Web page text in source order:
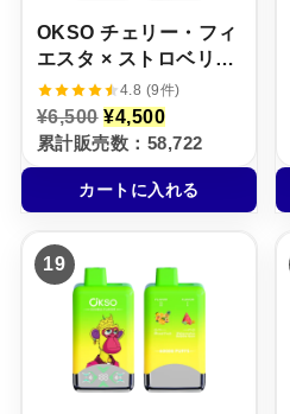
OKSO チェリー・フィ
エスタ × ストロベリ
ー・バナナ【ニコパ
フ】5%
4.8 (9件)
¥6,500 元
の
価
格
は
¥
5
0
0
で
し
た
。
¥4,500現
在
の
価
格
は
,
5
0
0
で
す
累計販売数：58,722
カートに入れる
19